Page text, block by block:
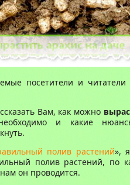
посетители и читатели
Вам, как можно
и какие
полив растений»,
полив растений, по
он проводится.